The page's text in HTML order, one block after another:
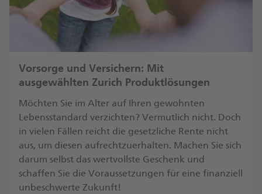
Vorsorge und Versichern: Mit
ausgewählten Zurich Produktlösungen
Möchten Sie im Alter auf Ihren gewohnten
Lebensstandard verzichten? Vermutlich nicht. Doch
in vielen Fällen reicht die gesetzliche Rente nicht
aus, um diesen aufrechtzuerhalten. Machen Sie sich
darum selbst das wertvollste Geschenk und
schaffen Sie die Voraussetzungen für eine finanziell
unbeschwerte Zukunft! ​